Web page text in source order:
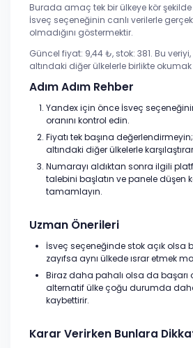
Burada amaç tek bir ülkeye kör
İsveç seçeneğinin canlı verilerle
olmadığını göstermektir.
Güncel fiyat: 9,44 ₺, stok: 381. Bu
altındaki diğer ülkelerle birlikte okumak
Adım Adım Rehber
Yandex için önce İsveç
oranını kontrol edin.
Fiyatı tek başına
altındaki diğer ülkelerle
Numarayı aldıktan sonra ilgili
talebini başlatın ve panele düşen
tamamlayın.
Uzman Önerileri
İsveç seçeneğinde stok açık olsa
zayıfsa aynı ülkede ısrar etmek
Biraz daha pahalı olsa da başarı
alternatif ülke çoğu durumda
kaybettirir.
Karar Verirken Bunlara